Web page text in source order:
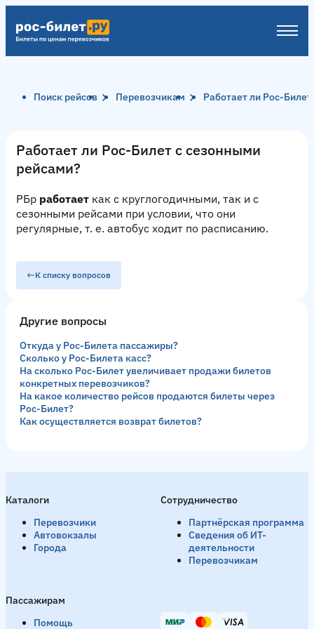
Поиск рейсов Перевозчикам Работает ли Рос-
Работает ли Рос-Билет с сезонными
рейсами?
РБр работает как с круглогодичными, так и с
сезонными рейсами при условии, что они
регулярные, т. е. автобус ходит по расписанию.
К списку вопросов
Другие вопросы
Откуда у Рос-Билета пассажиры?
Сколько у Рос-Билета касс?
На сколько Рос-Билет увеличивает продажи билетов
конкретных перевозчиков?
На какое количество рейсов продаются билеты через
Рос-Билет?
Как осуществляется возврат билетов?
Каталоги
Перевозчики
Автовокзалы
Города
Пассажирам
Помощь
Сотрудничество
Партнёрская программа
Сведения об ИТ-
деятельности
Перевозчикам